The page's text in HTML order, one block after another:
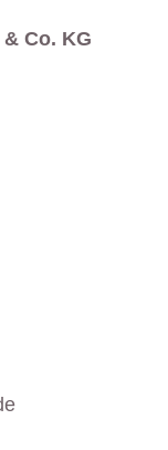
Co. KG